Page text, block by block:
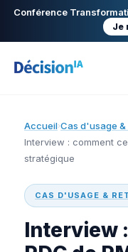
Conférence
Je
Accueil›Cas d'usage
Interview : comment
stratégique
CAS D'USAGE &
Interview